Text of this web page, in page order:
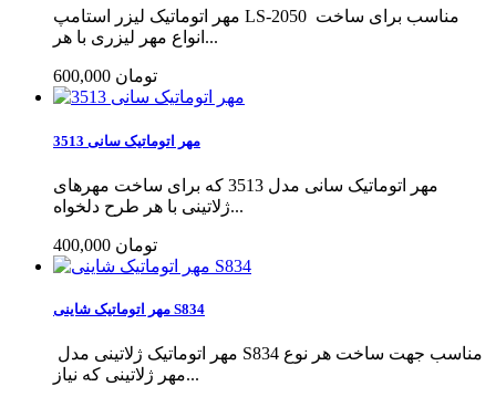
مهر اتوماتیک لیزر استامپ LS-2050 مناسب برای ساخت
انواع مهر لیزری با هر...
600,000 تومان
مهر اتوماتیک سانی 3513
مهر اتوماتیک سانی مدل 3513 که برای ساخت مهرهای
ژلاتینی با هر طرح دلخواه...
400,000 تومان
مهر اتوماتیک شاینی S834
مهر ژلاتینی که نیاز...